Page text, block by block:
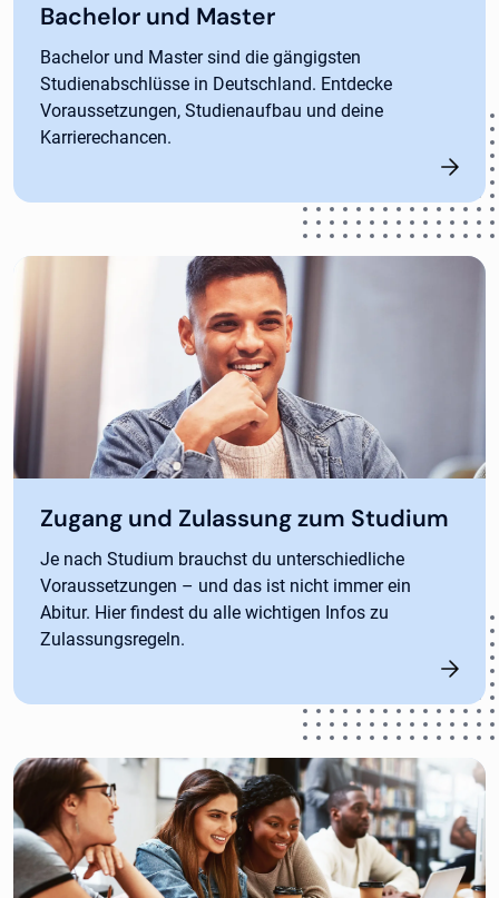
Bachelor und Master
Bachelor und Master sind die gängigsten
Studienabschlüsse in Deutschland. Entdecke
Voraussetzungen, Studienaufbau und deine
Karrierechancen.
Zugang und Zulassung zum Studium
Je nach Studium brauchst du unterschiedliche
Voraussetzungen – und das ist nicht immer ein
Abitur. Hier findest du alle wichtigen Infos zu
Zulassungsregeln.